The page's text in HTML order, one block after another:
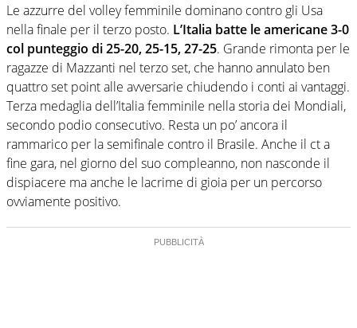
Le azzurre del volley femminile dominano contro gli Usa
nella finale per il terzo posto. L’Italia batte le americane 3-0
col punteggio di 25-20, 25-15, 27-25. Grande rimonta per le
ragazze di Mazzanti nel terzo set, che hanno annulato ben
quattro set point alle avversarie chiudendo i conti ai vantaggi.
Terza medaglia dell’Italia femminile nella storia dei Mondiali,
secondo podio consecutivo. Resta un po’ ancora il
rammarico per la semifinale contro il Brasile. Anche il ct a
fine gara, nel giorno del suo compleanno, non nasconde il
dispiacere ma anche le lacrime di gioia per un percorso
ovviamente positivo.